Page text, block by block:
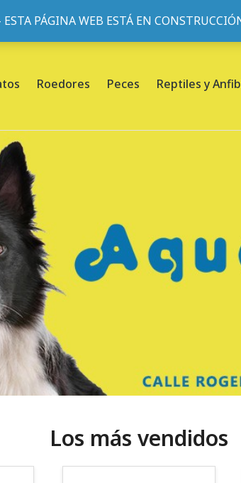
PÁGINA WEB ESTÁ EN
L'Eixample, 08013 Barcelona |Sobre nosotros
Roedores Peces Reptiles y
Los más vendidos